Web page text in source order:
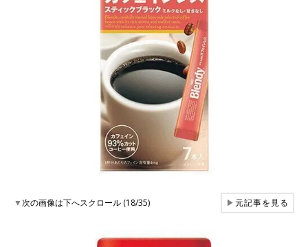
▼次の画像は下へスクロール (18/35) ▶元記事を見る